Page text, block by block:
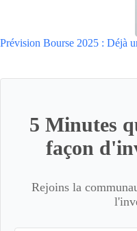
Prévision Bourse 2025 :
5 Minutes
façon
Rejoins la